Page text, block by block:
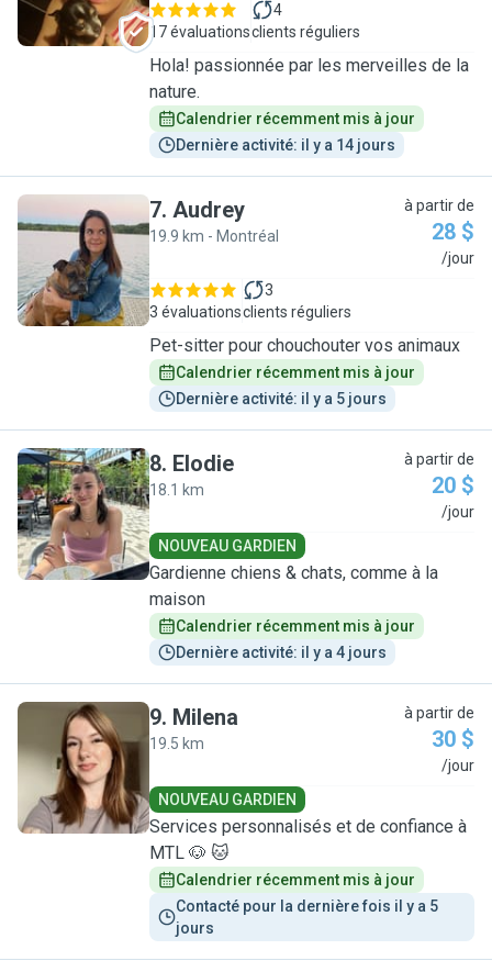
17 évaluations
4
clients réguliers
Hola! passionnée par les merveilles de la
nature.
Calendrier récemment mis à jour
Dernière activité: il y a 14 jours
A
7. Audrey
19.9 km - Montréal
à partir de
28 $
/jour
3 évaluations
3
clients réguliers
Pet-sitter pour chouchouter vos animaux
Calendrier récemment mis à jour
Dernière activité: il y a 5 jours
E
8. Elodie
18.1 km
à partir de
20 $
/jour
NOUVEAU GARDIEN
Gardienne chiens & chats, comme à la
maison
Calendrier récemment mis à jour
Dernière activité: il y a 4 jours
M
9. Milena
19.5 km
à partir de
30 $
/jour
NOUVEAU GARDIEN
Services personnalisés et de confiance à
MTL 🐶 🐱
Calendrier récemment mis à jour
Contacté pour la dernière fois il y a 5
jours